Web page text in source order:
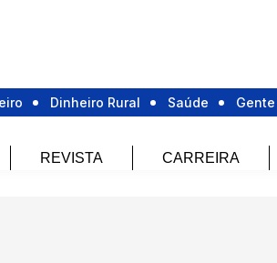
Dinheiro Rural Saúde Gente
REVISTA CARREIRA